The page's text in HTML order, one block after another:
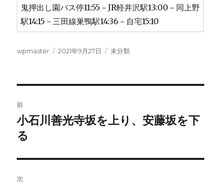
鬼押出し園バス停11:55－JR軽井沢駅13:00－同上野
駅14:15－三田線巣鴨駅14:36－自宅15:10
投
wpmaster
投
2021年9月27日
カ
未分類
稿
ナ
ビ
ゲ
前
前
の
稿:
小石川善光寺坂を上り、安藤坂を下
る
次